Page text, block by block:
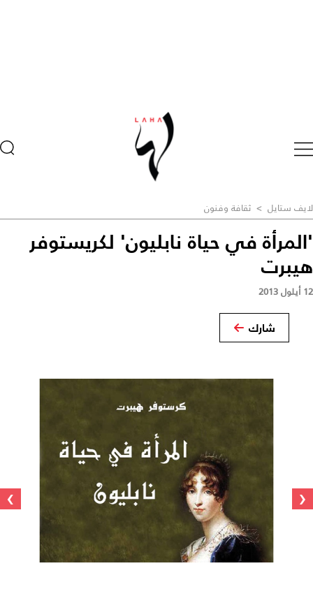
لايف ستايل > ثقافة وفنون
'المرأة في حياة نابليون' لكريستوفر
هيبرت
12 أيلول 2013
شارك
‹
›